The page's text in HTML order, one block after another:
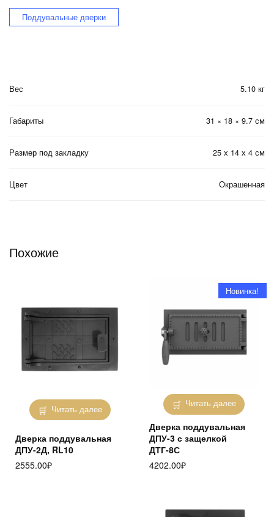
Поддувальные дверки
Вес 5.10 кг
Габариты 31 × 18 × 9.7 см
Размер под закладку 25 х 14 х 4 см
Цвет Окрашенная
Похожие
Читать далее
Дверка поддувальная
ДПУ-2Д, RL10
2555.00₽
Читать далее
Новинка!
Дверка поддувальная
ДПУ-3 с защелкой
ДТГ-8С
4202.00₽